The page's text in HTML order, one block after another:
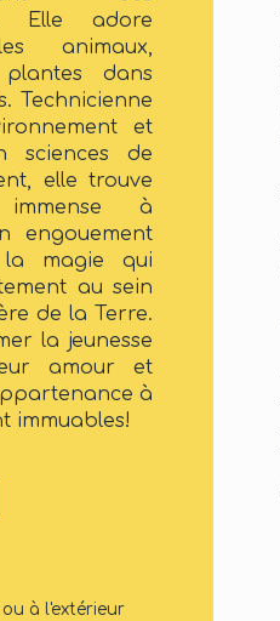
Elle adore
animaux,
dans
Technicienne
et
sciences de
elle trouve
à
engouement
magie qui
au sein
de la Terre.
la jeunesse
amour et
à
immuables!
ou à l'extérieur